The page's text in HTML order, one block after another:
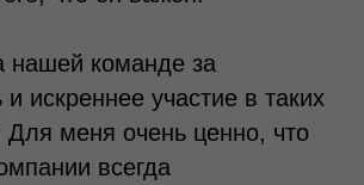
нашей команде за
и искреннее участие в таких
Для меня очень ценно, что
всегда